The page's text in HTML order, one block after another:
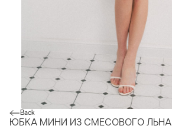
Back
ЮБКА МИНИ ИЗ СМЕСОВОГО ЛЬНА